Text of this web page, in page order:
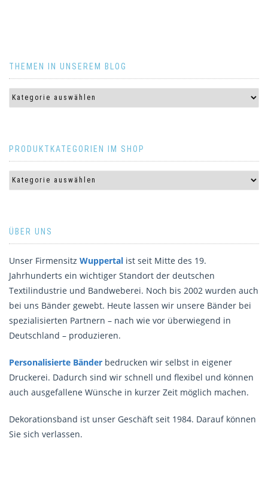
Die
Optionen
auf
gewählt
auf
THEMEN IN UNSEREM BLOG
PRODUKTKATEGORIEN IM SHOP
ÜBER UNS
Unser Firmensitz Wuppertal ist seit Mitte des 19.
Jahrhunderts ein wichtiger Standort der deutschen
Textilindustrie und Bandweberei. Noch bis 2002 wurden auch
bei uns Bänder gewebt. Heute lassen wir unsere Bänder bei
spezialisierten Partnern – nach wie vor überwiegend in
Deutschland – produzieren.
Personalisierte Bänder bedrucken wir selbst in eigener
Druckerei. Dadurch sind wir schnell und flexibel und können
auch ausgefallene Wünsche in kurzer Zeit möglich machen.
Dekorationsband ist unser Geschäft seit 1984. Darauf können
Sie sich verlassen.